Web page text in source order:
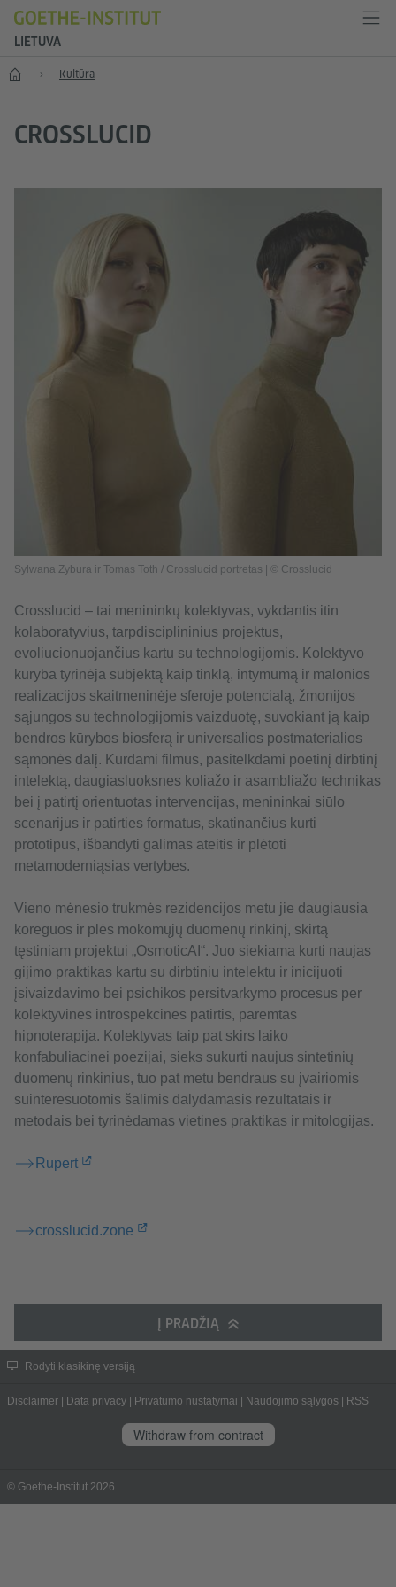
LIETUVA
Pradžia Kultūra
CROSSLUCID
Sylwana Zybura ir Tomas Toth / Crosslucid portretas | © Crosslucid
Crosslucid – tai menininkų kolektyvas, vykdantis itin
kolaboratyvius, tarpdisciplininius projektus,
evoliucionuojančius kartu su technologijomis. Kolektyvo
kūryba tyrinėja subjektą kaip tinklą, intymumą ir malonios
realizacijos skaitmeninėje sferoje potencialą, žmonijos
sąjungos su technologijomis vaizduotę, suvokiant ją kaip
bendros kūrybos biosferą ir universalios postmaterialios
sąmonės dalį. Kurdami filmus, pasitelkdami poetinį dirbtinį
intelektą, daugiasluoksnes koliažo ir asambliažo technikas
bei į patirtį orientuotas intervencijas, menininkai siūlo
scenarijus ir patirties formatus, skatinančius kurti
prototipus, išbandyti galimas ateitis ir plėtoti
metamoderniąsias vertybes.
Vieno mėnesio trukmės rezidencijos metu jie daugiausia
koreguos ir plės mokomųjų duomenų rinkinį, skirtą
tęstiniam projektui „OsmoticAI“. Juo siekiama kurti naujas
gijimo praktikas kartu su dirbtiniu intelektu ir inicijuoti
įsivaizdavimo bei psichikos persitvarkymo procesus per
kolektyvines introspekcines patirtis, paremtas
hipnoterapija. Kolektyvas taip pat skirs laiko
konfabuliacinei poezijai, sieks sukurti naujus sintetinių
duomenų rinkinius, tuo pat metu bendraus su įvairiomis
suinteresuotomis šalimis dalydamasis rezultatais ir
metodais bei tyrinėdamas vietines praktikas ir mitologijas.
Rupert
crosslucid.zone
Į PRADŽIĄ
Rodyti klasikinę versiją
Disclaimer Data privacy Privatumo nustatymai Naudojimo sąlygos RSS
Withdraw from contract
© Goethe-Institut 2026